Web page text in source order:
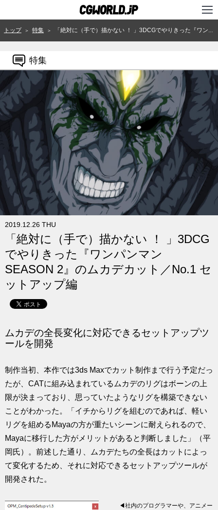
TOP
ニュース
特集
連載
用語辞典
スタジオ
講座
SHOP
クリエイターズID
求人
トップ ＞ 特集 ＞ 「絶対に（手で）描かない ！ 」3DCGでやりきった『ワンパンマン SEASON 2』のムカデカット／No.1 セットアップ編
特集
2019.12.26 THU
「絶対に（手で）描かない ！ 」3DCG
でやりきった『ワンパンマン
SEASON 2』のムカデカット／No.1 セ
ットアップ編
ムカデの全長変化に対応できるセットアップツ
ールを開発
制作当初、本作では3ds Maxでカット制作まで行う予定だっ
たが、CATに組み込まれているムカデのリグはボーンの上
限が決まっており、思っていたようなリグを構築できない
ことがわかった。「イチからリグを組むのであれば、軽い
リグを組めるMayaの方が重たいシーンに耐えられるので、
Mayaに移行した方がメリットがあると判断しました」（平
岡氏）。前述した通り、ムカデたちの全長はカットによっ
て変化するため、それに対応できるセットアップツールが
開発された。
◀社内のプログラマーや、アニメー